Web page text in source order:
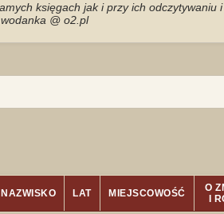
księgach jak i przy ich odczytywaniu
@ o2.pl
NAZWISKO LAT MIEJSCOWOŚĆ
O
I